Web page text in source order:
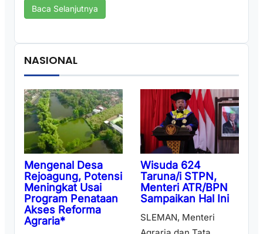
Baca Selanjutnya
NASIONAL
Mengenal Desa
Rejoagung, Potensi
Meningkat Usai
Program Penataan
Akses Reforma
Agraria*
Wisuda 624
Taruna/i STPN,
Menteri ATR/BPN
Sampaikan Hal Ini
SLEMAN, Menteri